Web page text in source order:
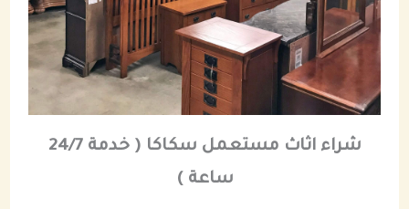
شراء اثاث مستعمل سكاكا ( خدمة 24/7
ساعة )